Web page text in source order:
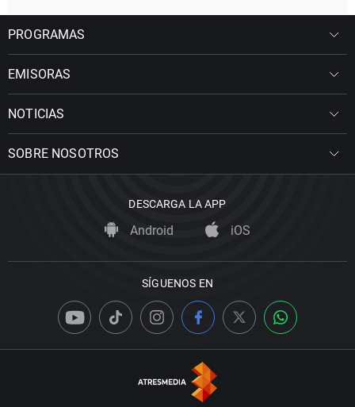
PROGRAMAS
EMISORAS
NOTICIAS
SOBRE NOSOTROS
DESCARGA LA APP
Android iOS
SÍGUENOS EN